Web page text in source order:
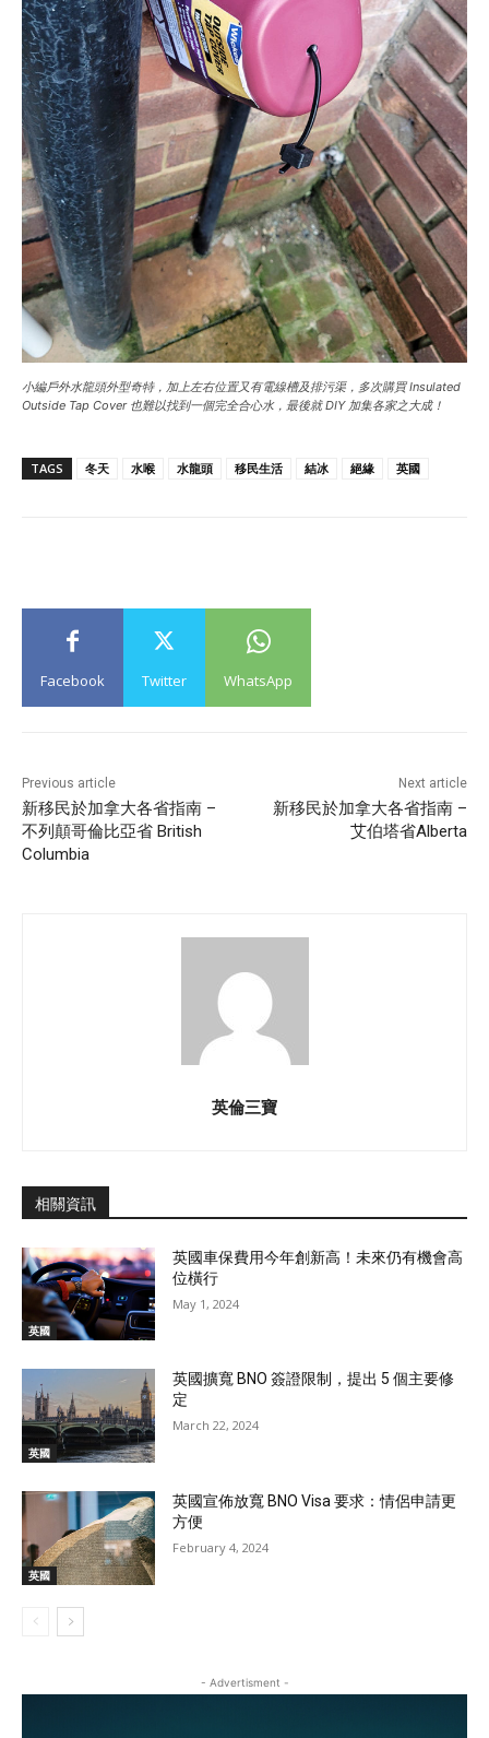
小編戶外水龍頭外型奇特，加上左右位置又有電線槽及排污渠，多次購買 Insulated
Outside Tap Cover 也難以找到一個完全合心水，最後就 DIY 加集各家之大成！
TAGS 冬天 水喉 水龍頭 移民生活 結冰 絕緣 英國
Facebook Twitter WhatsApp
Previous article
新移民於加拿大各省指南 –
不列顛哥倫比亞省 British
Columbia
Next article
新移民於加拿大各省指南 –
艾伯塔省Alberta
英倫三寶
相關資訊
英國
英國車保費用今年創新高！未來仍有機會高
位橫行
May 1, 2024
英國
英國擴寬 BNO 簽證限制，提出 5 個主要修
定
March 22, 2024
英國
英國宣佈放寬 BNO Visa 要求：情侶申請更
方便
February 4, 2024
- Advertisment -